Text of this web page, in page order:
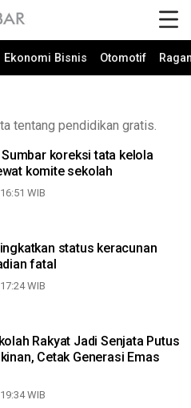
Ekonomi Bisnis Otomotif
tentang pendidikan gratis.
koreksi tata kelola
komite sekolah
WIB
status keracunan
fatal
WIB
Rakyat Jadi Senjata Putus
Cetak Generasi Emas
WIB